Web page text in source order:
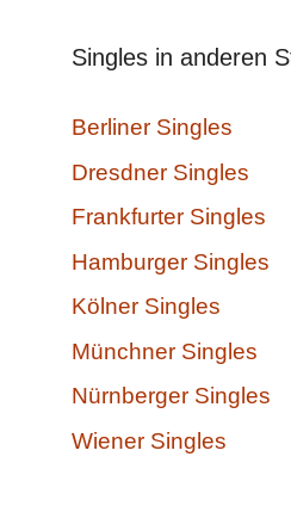
Singles in anderen
Berliner Singles
Dresdner Singles
Frankfurter Singles
Hamburger Singles
Kölner Singles
Münchner Singles
Nürnberger Singles
Wiener Singles